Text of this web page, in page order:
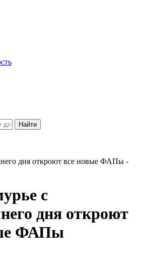
Найти
дня откроют все новые ФАПы -
с
дня откроют
ФАПы